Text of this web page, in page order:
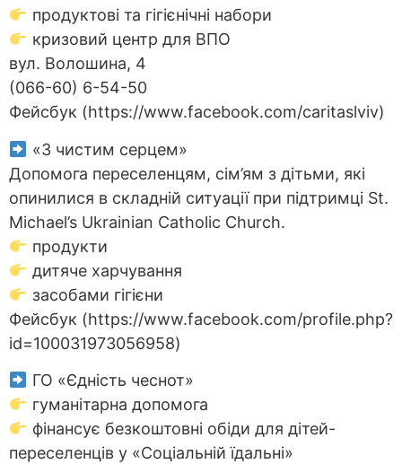
продуктові та гігієнічні набори
кризовий центр для ВПО
вул. Волошина, 4
(066-60) 6-54-50
Фейсбук (https://www.facebook.com/caritaslviv)
«З чистим серцем»
Допомога переселенцям, сім’ям з дітьми, які
опинилися в складній ситуації при підтримці St.
Michael’s Ukrainian Catholic Church.
продукти
дитяче харчування
засобами гігієни
Фейсбук (https://www.facebook.com/profile.php?
id=100031973056958)
ГО «Єдність чеснот»
гуманітарна допомога
фінансує безкоштовні обіди для дітей-
переселенців у «Соціальній їдальні»